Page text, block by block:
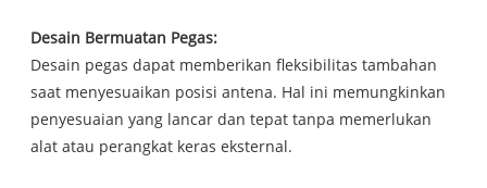
Desain Bermuatan Pegas:
Desain pegas dapat memberikan fleksibilitas tambahan
saat menyesuaikan posisi antena. Hal ini memungkinkan
penyesuaian yang lancar dan tepat tanpa memerlukan
alat atau perangkat keras eksternal.